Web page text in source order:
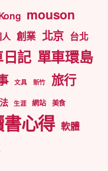
mouson
創業 北京 台北
記 單車環島
文具 新竹 旅行
生涯 網站 美食
心得 軟體